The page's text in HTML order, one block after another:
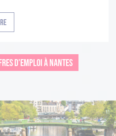
D'EMPLOI À NANTES